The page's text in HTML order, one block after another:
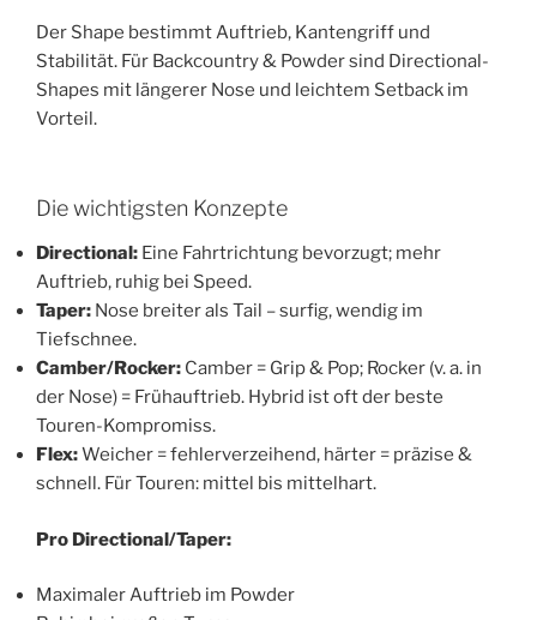
Der Shape bestimmt Auftrieb, Kantengriff und
Stabilität. Für Backcountry & Powder sind Directional-
Shapes mit längerer Nose und leichtem Setback im
Vorteil.
Die wichtigsten Konzepte
Directional: Eine Fahrtrichtung bevorzugt; mehr
Auftrieb, ruhig bei Speed.
Taper: Nose breiter als Tail – surfig, wendig im
Tiefschnee.
Camber/Rocker: Camber = Grip & Pop; Rocker (v. a. in
der Nose) = Frühauftrieb. Hybrid ist oft der beste
Touren-Kompromiss.
Flex:Weicher = fehlerverzeihend, härter = präzise &
schnell. Für Touren: mittel bis mittelhart.
Pro Directional/Taper:
Maximaler Auftrieb im Powder